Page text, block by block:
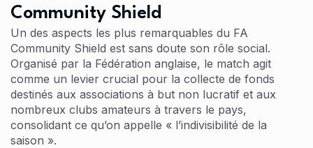
Community Shield
Un des aspects les plus remarquables du FA
Community Shield est sans doute son rôle social.
Organisé par la Fédération anglaise, le match agit
comme un levier crucial pour la collecte de fonds
destinés aux associations à but non lucratif et aux
nombreux clubs amateurs à travers le pays,
consolidant ce qu’on appelle « l’indivisibilité de la
saison ».